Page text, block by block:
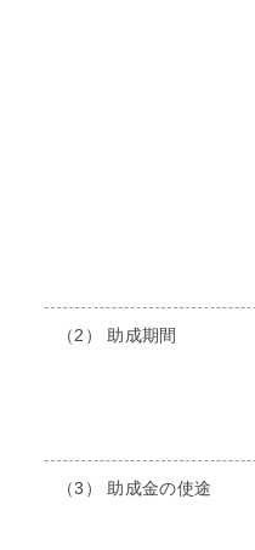
（2） 助成期間
（3） 助成金の使途